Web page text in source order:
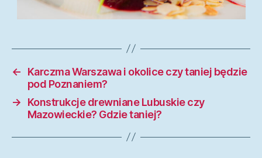
←
Karczma Warszawa i okolice czy taniej będzie
pod Poznaniem?
→
Konstrukcje drewniane Lubuskie czy
Mazowieckie? Gdzie taniej?